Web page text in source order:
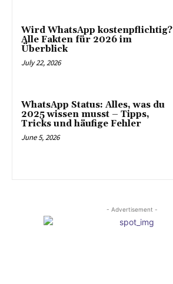
Wird WhatsApp kostenpflichtig?
Alle Fakten für 2026 im
Überblick
July 22, 2026
WhatsApp Status: Alles, was du
2025 wissen musst – Tipps,
Tricks und häufige Fehler
June 5, 2026
- Advertisement -